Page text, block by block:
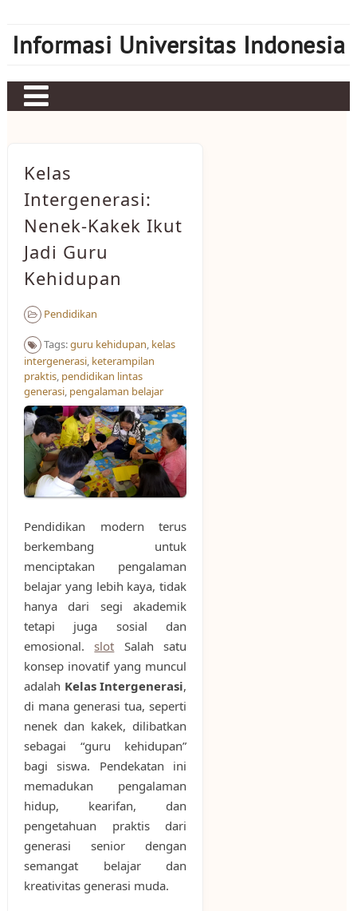
content
Informasi Universitas Indonesia
Sbobet
Mahjong Ways 2
Server Kamboja
Server Thailand
bonus new member
Kelas
Intergenerasi:
Nenek-Kakek Ikut
Jadi Guru
Kehidupan
Pendidikan
Tags:guru kehidupan, kelas
intergenerasi, keterampilan
praktis, pendidikan lintas
generasi, pengalaman belajar
Pendidikan modern terus
berkembang untuk
menciptakan pengalaman
belajar yang lebih kaya, tidak
hanya dari segi akademik
tetapi juga sosial dan
emosional. slot Salah satu
konsep inovatif yang muncul
adalah Kelas Intergenerasi,
di mana generasi tua, seperti
nenek dan kakek, dilibatkan
sebagai “guru kehidupan”
bagi siswa. Pendekatan ini
memadukan pengalaman
hidup, kearifan, dan
pengetahuan praktis dari
generasi senior dengan
semangat belajar dan
kreativitas generasi muda.